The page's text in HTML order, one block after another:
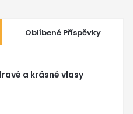
Oblíbené Příspěvky
a krásné vlasy